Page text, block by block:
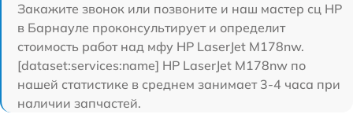
Закажите звонок или позвоните и наш мастер сц HP
в Барнауле проконсультирует и определит
стоимость работ над мфу HP LaserJet M178nw.
[dataset:services:name] HP LaserJet M178nw по
нашей статистике в среднем занимает 3-4 часа при
наличии запчастей.